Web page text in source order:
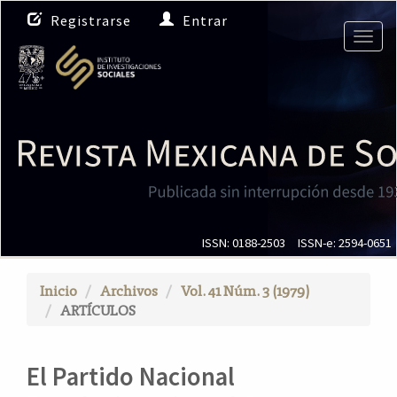
N
a
v
e
g
i
ó
n
c
C
Registrarse Entrar
ISSN: 0188-2503 ISSN-e: 2594-0651
Inicio Archivos
Vol. 41 Núm. 3 (1979)
ARTÍCULOS
El Partido Nacional